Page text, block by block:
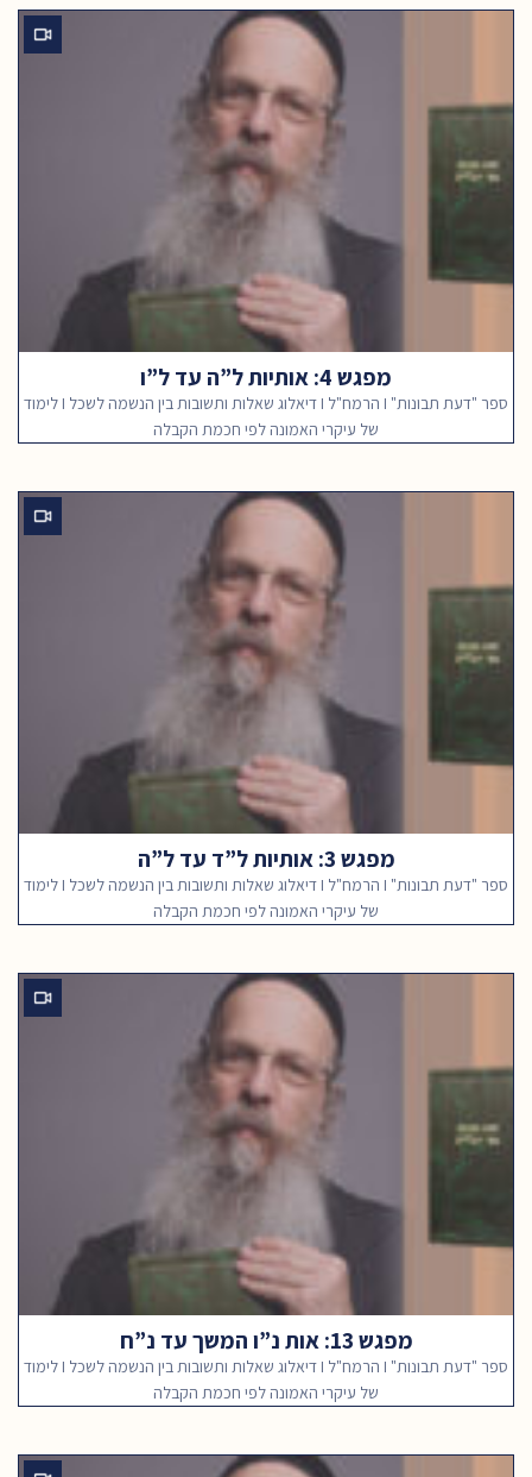
מפגש 4: אותיות ל”ה עד ל”ו
ספר "דעת תבונות" I הרמח"ל I דיאלוג שאלות ותשובות בין הנשמה לשכל I לימוד
של עיקרי האמונה לפי חכמת הקבלה
מפגש 3: אותיות ל”ד עד ל”ה
ספר "דעת תבונות" I הרמח"ל I דיאלוג שאלות ותשובות בין הנשמה לשכל I לימוד
של עיקרי האמונה לפי חכמת הקבלה
מפגש 13: אות נ”ו המשך עד נ”ח
ספר "דעת תבונות" I הרמח"ל I דיאלוג שאלות ותשובות בין הנשמה לשכל I לימוד
של עיקרי האמונה לפי חכמת הקבלה